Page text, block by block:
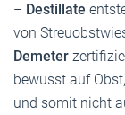
– Destillate
von
Demeter
bewusst auf
und somit nicht